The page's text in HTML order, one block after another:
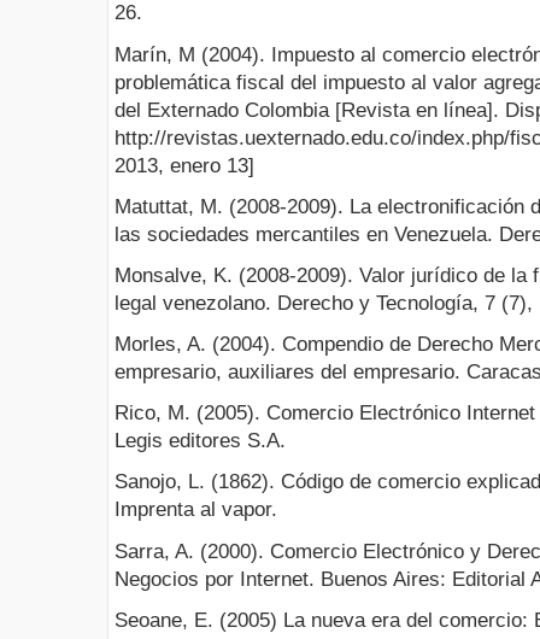
26.
Marín, M (2004). Impuesto al comercio
problemática fiscal del impuesto al valor
del Externado Colombia [Revista en línea].
http://revistas.uexternado.edu.co/index.php/
2013, enero 13]
Matuttat, M. (2008-2009). La electronificación
las sociedades mercantiles en Venezuela.
Monsalve, K. (2008-2009). Valor jurídico de la
legal venezolano. Derecho y Tecnología, 7 (7),
Morles, A. (2004). Compendio de Derecho
empresario, auxiliares del empresario.
Rico, M. (2005). Comercio Electrónico
Legis editores S.A.
Sanojo, L. (1862). Código de comercio
Imprenta al vapor.
Sarra, A. (2000). Comercio Electrónico y
Negocios por Internet. Buenos Aires: Editorial
Seoane, E. (2005) La nueva era del